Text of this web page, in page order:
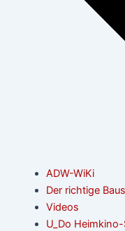
ADW-WiKi
Der richtige
Videos
U_Do